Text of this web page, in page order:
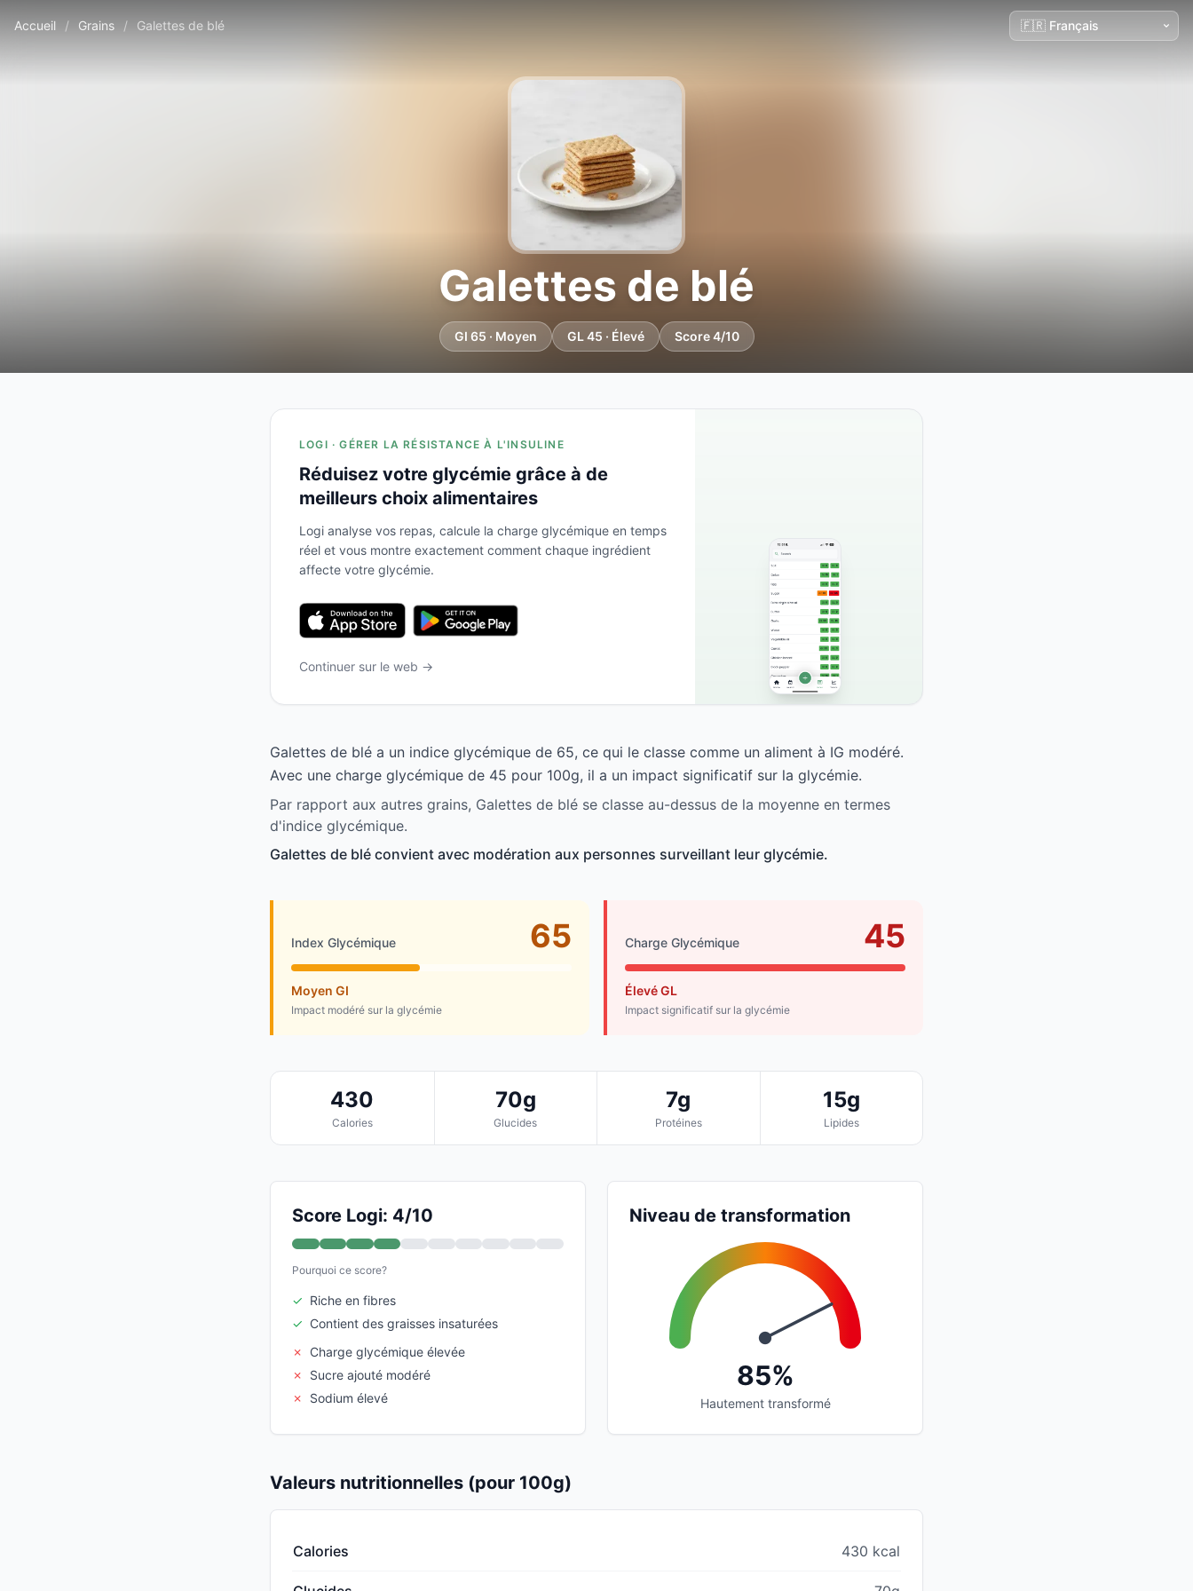
Accueil / Grains / Galettes de blé
Galettes de blé
GI 65 · Moyen GL 45 · Élevé Score 4/10
LOGI · GÉRER LA RÉSISTANCE À L'INSULINE
Réduisez votre glycémie grâce à de
meilleurs choix alimentaires
Logi analyse vos repas, calcule la charge glycémique en temps
réel et vous montre exactement comment chaque ingrédient
affecte votre glycémie.
Continuer sur le web →
Galettes de blé a un indice glycémique de 65, ce qui le classe comme un aliment à IG modéré.
Avec une charge glycémique de 45 pour 100g, il a un impact significatif sur la glycémie.
Par rapport aux autres grains, Galettes de blé se classe au-dessus de la moyenne en termes
d'indice glycémique.
Galettes de blé convient avec modération aux personnes surveillant leur glycémie.
Index Glycémique 65
Moyen GI
Impact modéré sur la glycémie
Charge Glycémique 45
Élevé GL
Impact significatif sur la glycémie
430
Calories
70g
Glucides
7g
Protéines
15g
Lipides
Score Logi: 4/10
Pourquoi ce score?
✓ Riche en fibres
✓ Contient des graisses insaturées
✗
Charge glycémique élevée
✗
Sucre ajouté modéré
✗
Sodium élevé
Niveau de transformation
85%
Hautement transformé
Valeurs nutritionnelles (pour 100g)
Calories 430 kcal